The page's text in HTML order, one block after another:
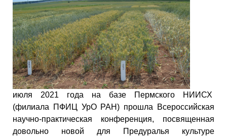
июля 2021 года на базе Пермского НИИСХ
(филиала ПФИЦ УрО РАН) прошла Всероссийская
научно-практическая конференция, посвященная
довольно новой для Предуралья культуре